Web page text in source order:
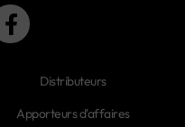
Distributeurs
Apporteurs d'affaires